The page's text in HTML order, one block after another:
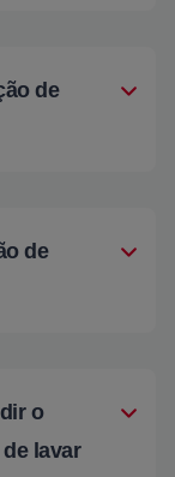
de
de
o
lavar